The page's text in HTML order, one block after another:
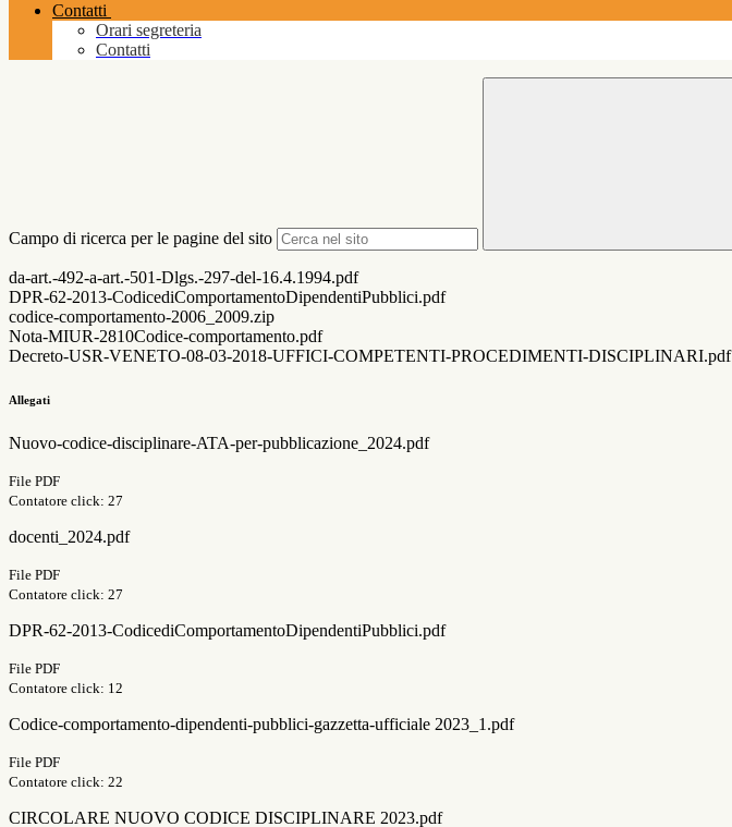
Contatti
Orari segreteria
Contatti
Campo di ricerca per le pagine del sito
da-art.-492-a-art.-501-Dlgs.-297-del-16.4.1994.pdf
DPR-62-2013-CodicediComportamentoDipendentiPubblici.pdf
codice-comportamento-2006_2009.zip
Nota-MIUR-2810Codice-comportamento.pdf
Decreto-USR-VENETO-08-03-2018-UFFICI-COMPETENTI-PROCEDIMENTI-DISCIPLINARI.pdf
Allegati
Nuovo-codice-disciplinare-ATA-per-pubblicazione_2024.pdf
File PDF
Contatore click: 27
docenti_2024.pdf
File PDF
Contatore click: 27
DPR-62-2013-CodicediComportamentoDipendentiPubblici.pdf
File PDF
Contatore click: 12
Codice-comportamento-dipendenti-pubblici-gazzetta-ufficiale 2023_1.pdf
File PDF
Contatore click: 22
CIRCOLARE NUOVO CODICE DISCIPLINARE 2023.pdf